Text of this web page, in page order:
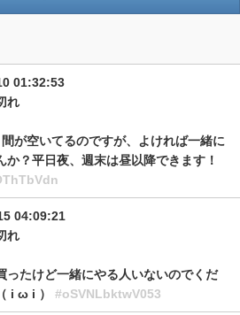
01:32:53
れ
が空いてるのですが、よければ一緒に
か？平日夜、週末は昼以降できます！
04:09:21
れ
ったけど一緒にやる人いないのでくだ
i ω i ） #oSVNLbktwV053